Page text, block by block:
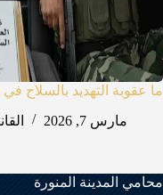
ما عقوبة التهديد بالسلاح
مارس 7, 2026
محامي المدينة المنورة